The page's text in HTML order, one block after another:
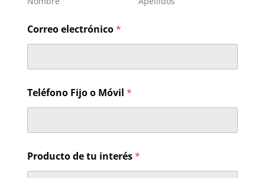
Correo electrónico*
Teléfono Fijo o Móvil *
o
r
Producto de tu interés*